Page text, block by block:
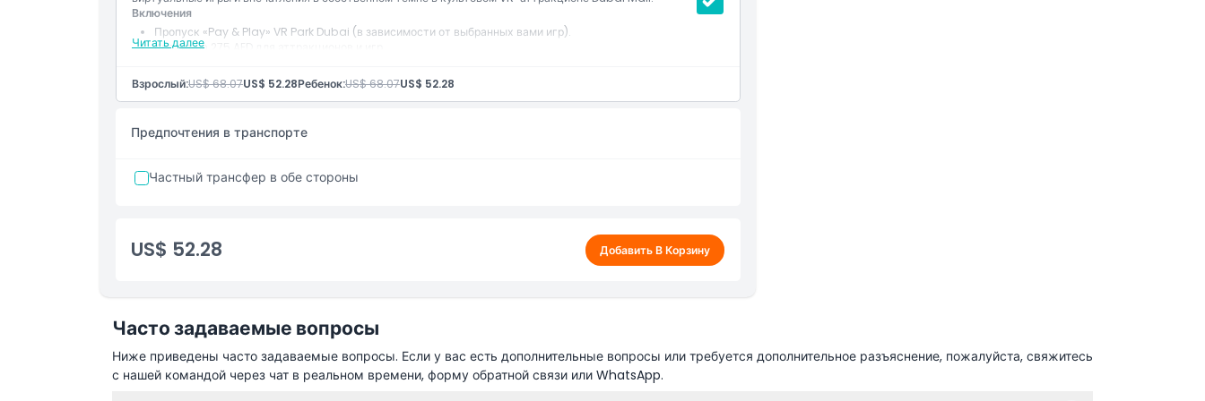
Часы работы
Вещи, которые нужно знать
Местоположение
Политика отмены
Читать далее
Включения
Пропуск «Pay & Play» VR Park Dubai (в зависимости от выбранных вами игр).
Кредит на 275 AED для аттракционов и игр.
Взрослый:US$ 68.07US$ 52.28Ребенок:US$ 68.07US$ 52.28
Предпочтения в транспорте
Частный трансфер в обе стороны
US$ 52.28 Добавить В Корзину
Часто задаваемые вопросы
Ниже приведены часто задаваемые вопросы. Если у вас есть дополнительные вопросы или требуется дополнительное разъяснение, пожалуйста, свяжитесь
с нашей командой через чат в реальном времени, форму обратной связи или WhatsApp.